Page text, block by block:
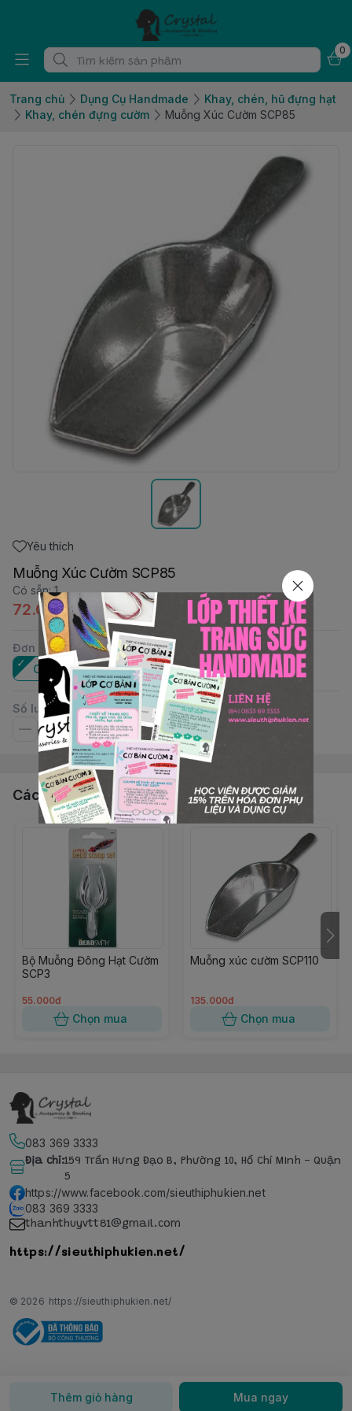
0
Trang chủ Dụng Cụ Handmade
Khay, chén, hũ đựng hạt
Khay, chén đựng cườm
Muỗng Xúc Cườm SCP85
Yêu thích
Muỗng Xúc Cườm SCP85
Có sẵn: 1
72.000đ
Đơn vị:
Cái
Số lượng
Thêm giỏ hàng Mua ngay
Các sản phẩm, dịch vụ khác
Bộ Muỗng Đông Hạt Cườm
SCP3
55.000đ
Chọn mua
Muỗng xúc cườm SCP110
135.000đ
Chọn mua
083 369 3333
Địa chỉ:159 Trần Hưng Đạo B, Phường 10, Hồ Chí Minh - Quận
5
https://www.facebook.com/sieuthiphukien.net
083 369 3333
thanhthuyvtt81@gmail.com
https://sieuthiphukien.net/
© 2026 https://sieuthiphukien.net/